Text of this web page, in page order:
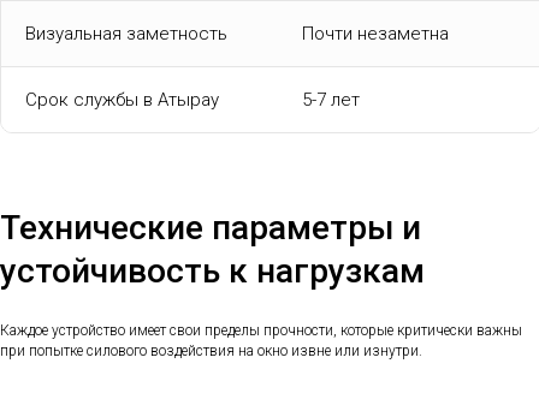
Визуальная заметность Почти незаметна
Срок службы в Атырау 5-7 лет
Технические параметры и
устойчивость к нагрузкам
Каждое устройство имеет свои пределы прочности, которые критически важны
при попытке силового воздействия на окно извне или изнутри.